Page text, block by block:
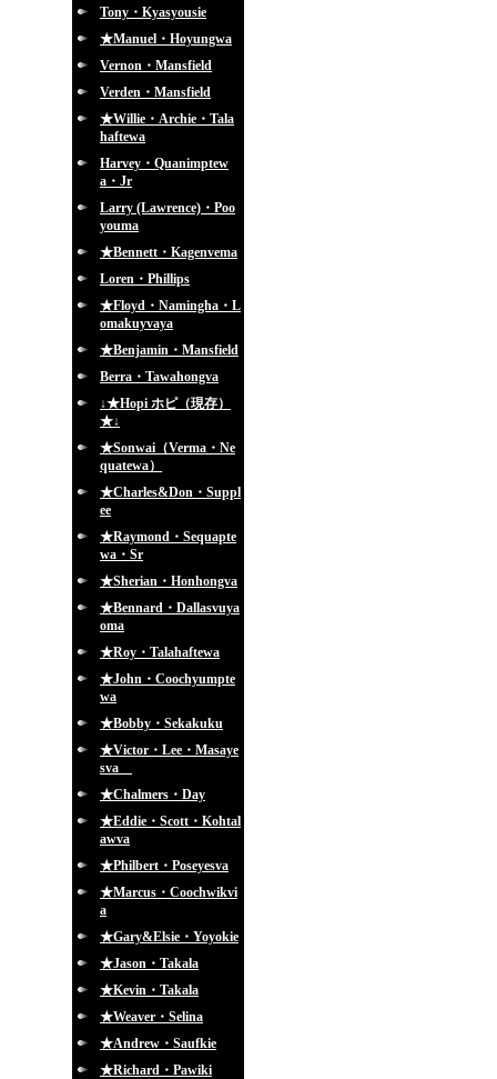
Tony・Kyasyousie
★Manuel・Hoyungwa
Vernon・Mansfield
Verden・Mansfield
★Willie・Archie・Tala
haftewa
Harvey・Quanimptew
a・Jr
Larry (Lawrence)・Poo
youma
★Bennett・Kagenvema
Loren・Phillips
★Floyd・Namingha・L
omakuyvaya
★Benjamin・Mansfield
Berra・Tawahongva
↓★Hopi ホピ（現存）
★↓
★Sonwai（Verma・Ne
quatewa）
★Charles&Don・Suppl
ee
★Raymond・Sequapte
wa・Sr
★Sherian・Honhongva
★Bennard・Dallasvuya
oma
★Roy・Talahaftewa
★John・Coochyumpte
wa
★Bobby・Sekakuku
★Victor・Lee・Masaye
sva
★Chalmers・Day
★Eddie・Scott・Kohtal
awva
★Philbert・Poseyesva
★Marcus・Coochwikvi
a
★Gary&Elsie・Yoyokie
★Jason・Takala
★Kevin・Takala
★Weaver・Selina
★Andrew・Saufkie
★Richard・Pawiki